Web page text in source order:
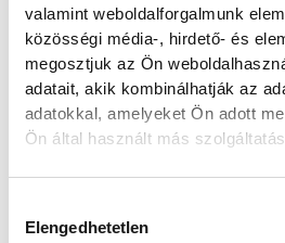
valamint weboldalforgalmunk
közösségi média-, hirdető- és
megosztjuk az Ön
adatait, akik kombinálhatják az
adatokkal, amelyeket Ön adott
Ön által használt más
Elengedhetetlen
különböző szárazföldi és
szálltak fel, miközben a
alacsony magasságban
Caracas térségét. A
amerikai erőket